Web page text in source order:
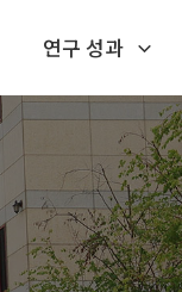
연구 성과